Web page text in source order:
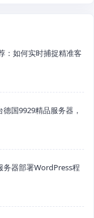
：如何实时捕捉精准客
德国9929精品服务器，
器部署WordPress程